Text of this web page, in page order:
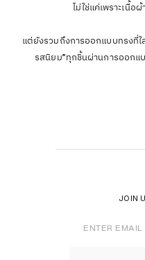
ไม่ใช่แค่เพราะเนื้
แต่ยังรวมถึงการออกแบบทรงที่
รสนิยม”ทุกชิ้นผ่านการออกแบ
JOIN